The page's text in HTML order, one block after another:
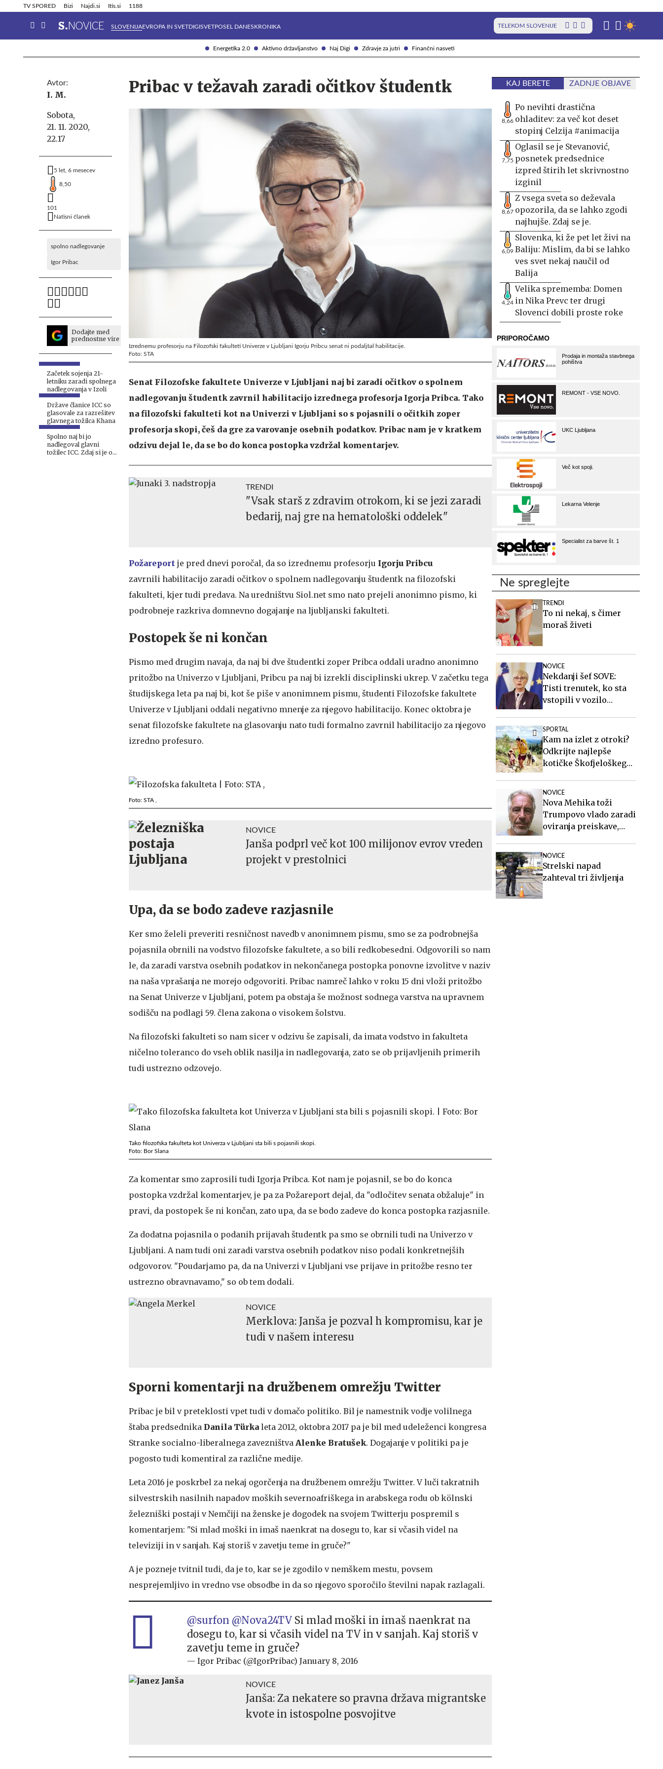
Energetika 2.0 Aktivno državljanstvo Naj Digi Zdravje za jutri Finančni nasveti
TV SPORED Bizi Najdi.si Itis.si 1188
SLOVENIJAEVROPA IN SVETDIGISVETPOSEL DANESKRONIKA TELEKOM SLOVENIJE
Info in obvestila Tehnik
Avtor:
I. M.
Sobota,
21. 11. 2020,
22.17
5 let, 6 mesecev
8,50
101
Natisni članek
spolno nadlegovanje
Igor Pribac
Dodajte med
prednostne vire
Začetek sojenja 21-
letniku zaradi spolnega
nadlegovanja v Izoli
Države članice ICC so
glasovale za razrešitev
glavnega tožilca Khana
Spolno naj bi jo
nadlegoval glavni
tožilec ICC. Zdaj si je o
Pribac v težavah zaradi očitkov študentk
Izrednemu profesorju na Filozofski fakulteti Univerze v Ljubljani Igorju Pribcu senat ni podaljšal habilitacije.
Foto: STA
Senat Filozofske fakultete Univerze v Ljubljani naj bi zaradi očitkov o spolnem
nadlegovanju študentk zavrnil habilitacijo izrednega profesorja Igorja Pribca. Tako
na filozofski fakulteti kot na Univerzi v Ljubljani so s pojasnili o očitkih zoper
profesorja skopi, češ da gre za varovanje osebnih podatkov. Pribac nam je v kratkem
odzivu dejal le, da se bo do konca postopka vzdržal komentarjev.
TRENDI
"Vsak starš z zdravim otrokom, ki se jezi zaradi
bedarij, naj gre na hematološki oddelek"
Požareport je pred dnevi poročal, da so izrednemu profesorju Igorju Pribcu
zavrnili habilitacijo zaradi očitkov o spolnem nadlegovanju študentk na filozofski
fakulteti, kjer tudi predava. Na uredništvu Siol.net smo nato prejeli anonimno pismo, ki
podrobneje razkriva domnevno dogajanje na ljubljanski fakulteti.
Postopek še ni končan
Pismo med drugim navaja, da naj bi dve študentki zoper Pribca oddali uradno anonimno
pritožbo na Univerzo v Ljubljani, Pribcu pa naj bi izrekli disciplinski ukrep. V začetku tega
študijskega leta pa naj bi, kot še piše v anonimnem pismu, študenti Filozofske fakultete
Univerze v Ljubljani oddali negativno mnenje za njegovo habilitacijo. Konec oktobra je
senat filozofske fakultete na glasovanju nato tudi formalno zavrnil habilitacijo za njegovo
izredno profesuro.
Foto: STA ,
NOVICE
Janša podprl več kot 100 milijonov evrov vreden
projekt v prestolnici
Upa, da se bodo zadeve razjasnile
Ker smo želeli preveriti resničnost navedb v anonimnem pismu, smo se za podrobnejša
pojasnila obrnili na vodstvo filozofske fakultete, a so bili redkobesedni. Odgovorili so nam
le, da zaradi varstva osebnih podatkov in nekončanega postopka ponovne izvolitve v naziv
na naša vprašanja ne morejo odgovoriti. Pribac namreč lahko v roku 15 dni vloži pritožbo
na Senat Univerze v Ljubljani, potem pa obstaja še možnost sodnega varstva na upravnem
sodišču na podlagi 59. člena zakona o visokem šolstvu.
Na filozofski fakulteti so nam sicer v odzivu še zapisali, da imata vodstvo in fakulteta
ničelno toleranco do vseh oblik nasilja in nadlegovanja, zato se ob prijavljenih primerih
tudi ustrezno odzovejo.
Tako filozofska fakulteta kot Univerza v Ljubljani sta bili s pojasnili skopi.
Foto: Bor Slana
Za komentar smo zaprosili tudi Igorja Pribca. Kot nam je pojasnil, se bo do konca
postopka vzdržal komentarjev, je pa za Požareport dejal, da "odločitev senata obžaluje" in
pravi, da postopek še ni končan, zato upa, da se bodo zadeve do konca postopka razjasnile.
Za dodatna pojasnila o podanih prijavah študentk pa smo se obrnili tudi na Univerzo v
Ljubljani. A nam tudi oni zaradi varstva osebnih podatkov niso podali konkretnejših
odgovorov. "Poudarjamo pa, da na Univerzi v Ljubljani vse prijave in pritožbe resno ter
ustrezno obravnavamo," so ob tem dodali.
NOVICE
Merklova: Janša je pozval h kompromisu, kar je
tudi v našem interesu
Sporni komentarji na družbenem omrežju Twitter
Pribac je bil v preteklosti vpet tudi v domačo politiko. Bil je namestnik vodje volilnega
štaba predsednika Danila Türka leta 2012, oktobra 2017 pa je bil med udeleženci kongresa
Stranke socialno-liberalnega zavezništva Alenke Bratušek. Dogajanje v politiki pa je
pogosto tudi komentiral za različne medije.
Leta 2016 je poskrbel za nekaj ogorčenja na družbenem omrežju Twitter. V luči takratnih
silvestrskih nasilnih napadov moških severnoafriškega in arabskega rodu ob kölnski
železniški postaji v Nemčiji na ženske je dogodek na svojem Twitterju pospremil s
komentarjem: "Si mlad moški in imaš naenkrat na dosegu to, kar si včasih videl na
televiziji in v sanjah. Kaj storiš v zavetju teme in gruče?"
A je pozneje tvitnil tudi, da je to, kar se je zgodilo v nemškem mestu, povsem
nesprejemljivo in vredno vse obsodbe in da so njegovo sporočilo številni napak razlagali.
@surfon @Nova24TV Si mlad moški in imaš naenkrat na
dosegu to, kar si včasih videl na TV in v sanjah. Kaj storiš v
zavetju teme in gruče?
— Igor Pribac (@IgorPribac) January 8, 2016
NOVICE
Janša: Za nekatere so pravna država migrantske
kvote in istospolne posvojitve
KAJ BERETE ZADNJE OBJAVE
8,66
Po nevihti drastična
ohladitev: za več kot deset
stopinj Celzija #animacija
7,75
Oglasil se je Stevanović,
posnetek predsednice
izpred štirih let skrivnostno
izginil
8,67
Z vsega sveta so deževala
opozorila, da se lahko zgodi
najhujše. Zdaj se je.
6,09
Slovenka, ki že pet let živi na
Baliju: Mislim, da bi se lahko
ves svet nekaj naučil od
Balija
4,24
Velika sprememba: Domen
in Nika Prevc ter drugi
Slovenci dobili proste roke
Ne spreglejte
TRENDI
To ni nekaj, s čimer
moraš živeti
NOVICE
Nekdanji šef SOVE:
Tisti trenutek, ko sta
vstopili v vozilo
SPORTAL
Kam na izlet z otroki?
Odkrijte najlepše
kotičke Škofjeloškega
NOVICE
Nova Mehika toži
Trumpovo vlado zaradi
oviranja preiskave,
NOVICE
Strelski napad
zahteval tri življenja